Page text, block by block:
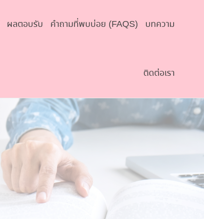
ผลตอบรับ คำถามที่พบบ่อย (FAQS) บทความ
ติดต่อเรา